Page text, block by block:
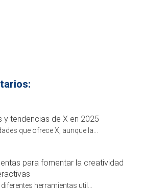
y tendencias de X en 2025
que ofrece X, aunque la
para fomentar la creatividad
herramientas util